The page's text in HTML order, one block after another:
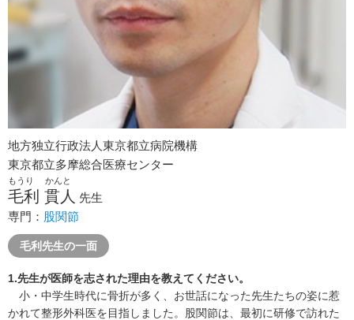
地方独立行政法人東京都立病院機構
東京都立多摩総合医療センター
もうり かんと
毛利 貫人 先生
専門： 股関節
毛利先生の一面
1.先生が医師を志された理由を教えてください。
小・中学生時代に骨折が多く、お世話になった先生たちの姿に惹
かれて整形外科医を目指しました。股関節は、最初に研修で訪れた